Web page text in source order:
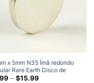
x 5mm N35 Ímã redondo
Rare Earth Disco de
ímãs banhados a níquel
– $15.99Faixa